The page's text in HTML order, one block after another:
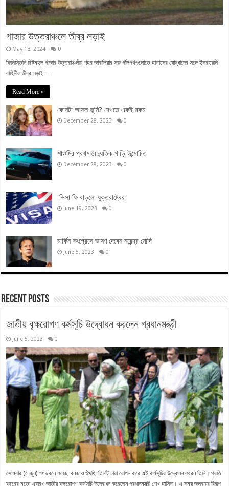
গাজার উত্তরাঞ্চলে তীব্র লড়াই
May 18, 2024 0
ফিলিস্তিনি ছিটমহল গাজার উত্তরাঞ্চলীয় শহর জাবালিয়ার সরু গলিপথগুলোতে হামাসের যোদ্ধাদের সঙ্গে ইসরায়েলি
বাহিনীর তীব্র লড়াই …
Read More »
কোনটা আসল ভূমি? দেখতে একই রকম
December 28, 2023 0
শাওমির প্রথম বৈদ্যুতিক গাড়ি উন্মোচিত
December 28, 2023 0
ভিসা ফি বাড়লো যুক্তরাষ্ট্রের
June 19, 2023 0
মার্কিন কংগ্রেসে ভাষণ দেবেন নরেন্দ্র মোদি
June 5, 2023 0
Recent Posts
জাতীয় বৃক্ষরোপণ কর্মসূচি উদ্বোধন করলেন প্রধানমন্ত্রী
June 5, 2023 0
সোমবার (৫ জুন) গণভবনে ফলজ, বনজ ও ঔষধি; তিনটি চারা রোপন করে এই কর্মসূচির উদ্বোধন করেন তিনি। প্রতি
বছরের মতো এবারও জাতীয় বৃক্ষরোপণ কর্মসূচি উদ্বোধন করেছেন প্রধানমন্ত্রী শেখ হাসিনা। এ সময় জলবায়ুর বিরূপ